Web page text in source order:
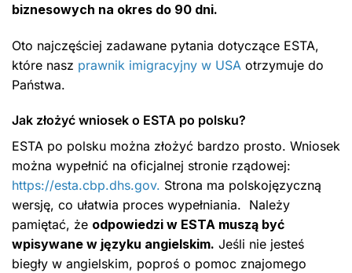
biznesowych na okres do 90 dni.
Oto najczęściej zadawane pytania dotyczące ESTA,
które nasz prawnik imigracyjny w USA otrzymuje do
Państwa.
Jak złożyć wniosek o ESTA po polsku?
ESTA po polsku można złożyć bardzo prosto. Wniosek
można wypełnić na oficjalnej stronie rządowej:
https://esta.cbp.dhs.gov. Strona ma polskojęzyczną
wersję, co ułatwia proces wypełniania. Należy
pamiętać, że odpowiedzi w ESTA muszą być
wpisywane w języku angielskim. Jeśli nie jesteś
biegły w angielskim, poproś o pomoc znajomego